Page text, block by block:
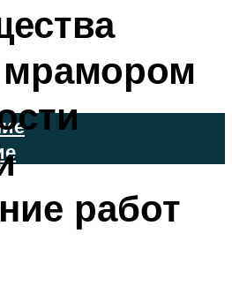
И УТЕПЛЕНИЕ
мрамором
работ